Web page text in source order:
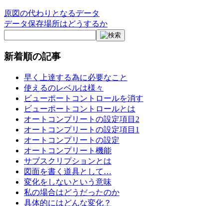
投
稿
ビ
原図の代わりとなるデータ
データ保存場所はどうするか
新着順の記事
早く上達する為に必要なこと
使えるのレベルは様々
ビューポートコントロールを消す
ビューポートコントロールとは
オートコンプリートの設定項目2
オートコンプリートの設定項目1
オートコンプリートの設定
オートコンプリート機能
サブスクリプションとは
図面を書く道具として…
変化をしないという意味
私の場合はどうだったのか
具体的にはどんな変化？